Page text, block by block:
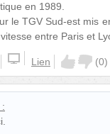
en 1989.
le TGV Sud-est mis
entre Paris et
Lien (0)